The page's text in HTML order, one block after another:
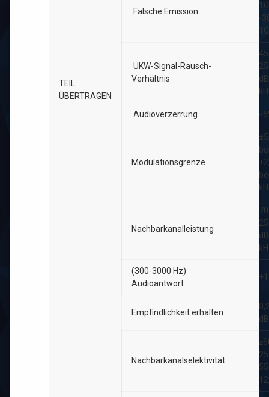
TEIL
ÜBERTRAGEN
Falsche Emission
-
UKW-Signal-Rausch-
Verhältnis
Audioverzerrung
Modulationsgrenze
Nachbarkanalleistung
(300-3000 Hz)
Audioantwort
Empfindlichkeit erhalten
Nachbarkanalselektivität